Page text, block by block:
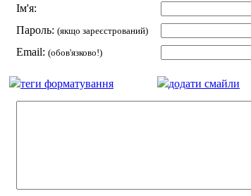
Ім'я:
Пароль: (якщо зареєстрований)
Email: (обов'язково!)
теги форматування додати смайли